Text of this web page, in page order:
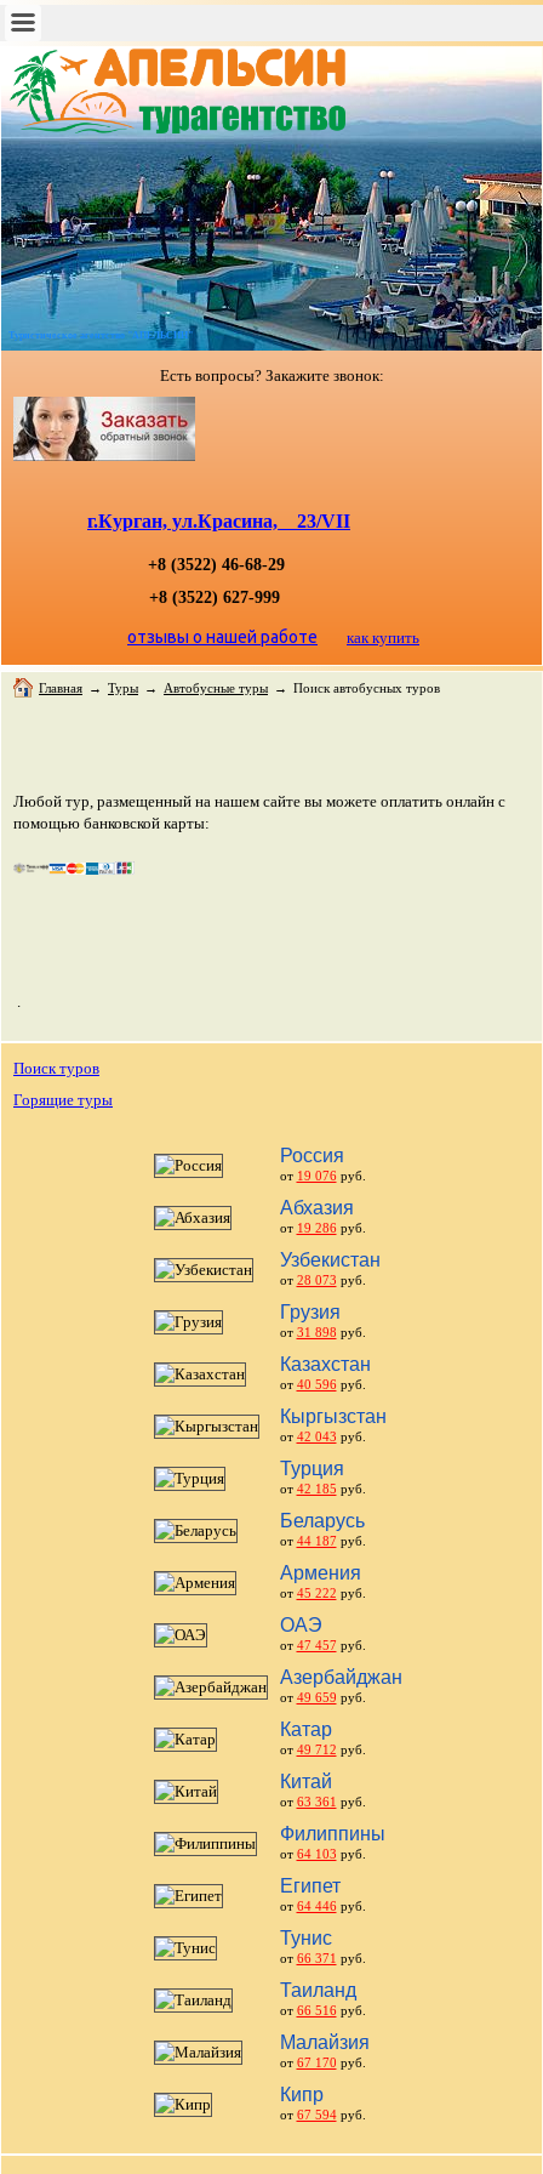
Туристическое агентство "АПЕЛЬСИН"
Есть вопросы? Закажите звонок:
г.Курган, ул.Красина, 23/VII
+8 (3522) 46-68-29
+8 (3522) 627-999
отзывы о нашей работе как купить
Главная → Туры → Автобусные туры → Поиск автобусных туров
Любой тур, размещенный на нашем сайте вы можете оплатить онлайн с
помощью банковской карты:
.
Поиск туров
Горящие туры
Россия
от 19 076руб.
Абхазия
от 19 286руб.
Узбекистан
от 28 073 руб.
Грузия
от 31 898 руб.
Казахстан
от 40 596руб.
Кыргызстан
от 42 043 руб.
Турция
от 42 185 руб.
Беларусь
от 44 187руб.
Армения
от 45 222 руб.
ОАЭ
от 47 457руб.
Азербайджан
от 49 659 руб.
Катар
от 49 712 руб.
Китай
от 63 361 руб.
Филиппины
от 64 103 руб.
Египет
от 64 446руб.
Тунис
от 66 371 руб.
Таиланд
от 66 516руб.
Малайзия
от 67 170 руб.
Кипр
от 67 594руб.